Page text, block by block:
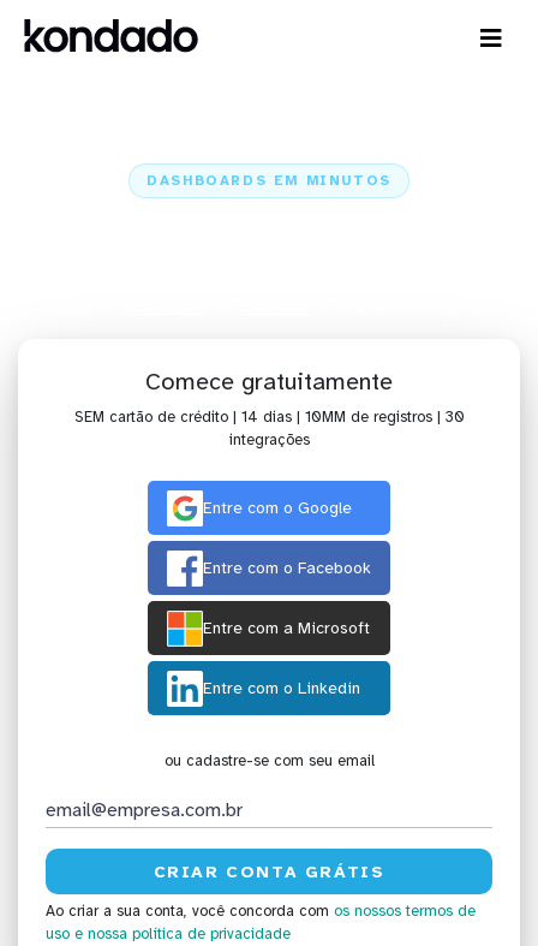
DASHBOARDS EM MINUTOS
Comece gratuitamente
SEM cartão de crédito | 14 dias | 10MM de registros | 30
integrações
Entre com o Google
Entre com o Facebook
Entre com a Microsoft
Entre com o Linkedin
ou cadastre-se com seu email
Ao criar a sua conta, você concorda com os nossos termos de
uso e nossa política de privacidade